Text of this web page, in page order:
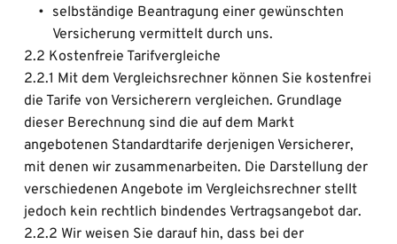
selbständige Beantragung einer gewünschten
Versicherung vermittelt durch uns.
2.2 Kostenfreie Tarifvergleiche
2.2.1 Mit dem Vergleichsrechner können Sie kostenfrei
die Tarife von Versicherern vergleichen. Grundlage
dieser Berechnung sind die auf dem Markt
angebotenen Standardtarife derjenigen Versicherer,
mit denen wir zusammenarbeiten. Die Darstellung der
verschiedenen Angebote im Vergleichsrechner stellt
jedoch kein rechtlich bindendes Vertragsangebot dar.
2.2.2 Wir weisen Sie darauf hin, dass bei der